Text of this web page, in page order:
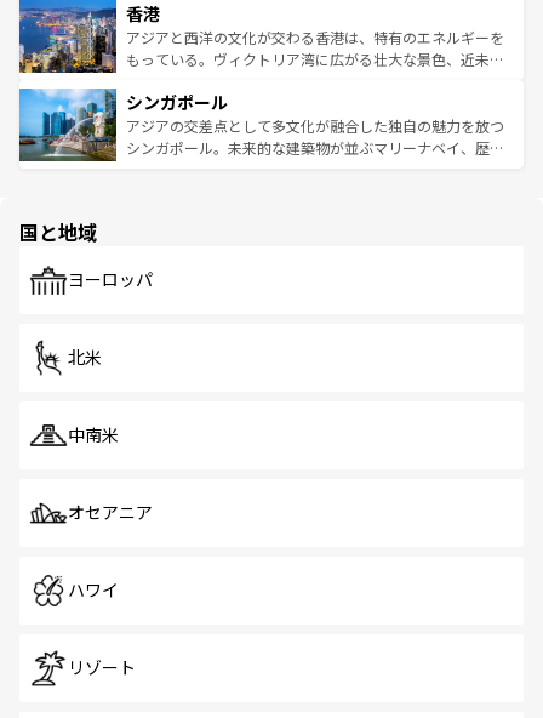
とつ。フォーやバインミー、ベトナムコーヒーなどは、ぜ
ひ現地で味わいたい。どの地域を訪れてもあたたかい人々
が旅行者を迎えてくれるので、きっと忘れられない旅にな
参照してほしい。
の活気が交差している。北部ではチェンマイなどの山岳地
帯で自然と触れ合い、南部ではプーケットやクラビの美し
いビーチでリゾート気分を楽しむことができる。タイ料理
激する。気候は一年中温暖で、どの季節にも異なる楽しみ
が待っている。親しみやすいタイの人々、仏教を中心とし
た文化、そして多様な観光資源が、訪れる旅人を魅了し続
香港
アジアと西洋の文化が交わる香港は、特有のエネルギーを
もっている。ヴィクトリア湾に広がる壮大な景色、近未来
み、どこを訪れても感動するはず。観光スポットが密集し
ており、効率よく見どころを回れるのも魅力。息をのむよ
うな絶景から文化的な体験まで、香港を存分に楽しみ尽く
シンガポール
アジアの交差点として多文化が融合した独自の魅力を放つ
シンガポール。未来的な建築物が並ぶマリーナベイ、歴史
で、ホーカーズは地元の風情を楽しめる外せないスポット
国と地域
ヨーロッパ
北米
中南米
オセアニア
ハワイ
リゾート